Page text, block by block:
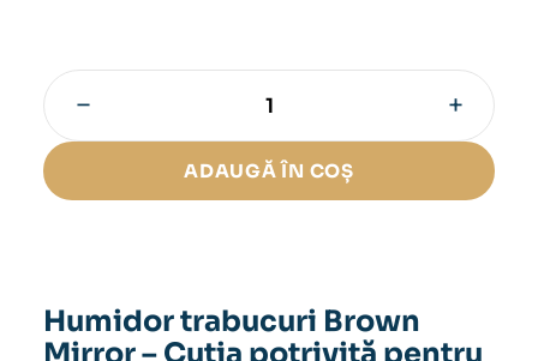
Humidor
Mirror
− +
ADAUGĂ ÎN COȘ
Humidor trabucuri Brown